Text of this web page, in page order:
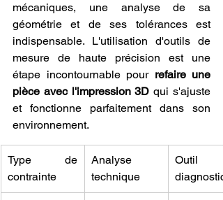
mécaniques, une analyse de sa
géométrie et de ses tolérances est
indispensable. L'utilisation d'outils de
mesure de haute précision est une
étape incontournable pour refaire une
pièce avec l'impression 3D qui s'ajuste
et fonctionne parfaitement dans son
environnement.
Type de
contrainte
Analyse
technique
Outil
diagnostic